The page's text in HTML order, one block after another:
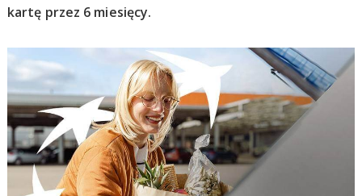
kartę przez 6 miesięcy.